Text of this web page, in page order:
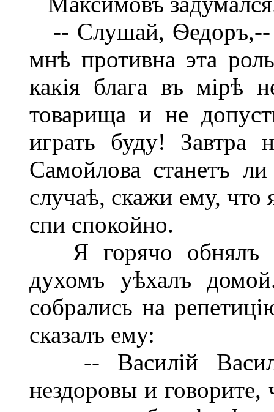
-- Слушай, Ѳедоръ,--
мнѣ противна эта
какія блага въ мірѣ
товарища и не
играть буду! Завтра
Самойлова станетъ
случаѣ, скажи ему,
спи спокойно.
Я горячо обнялъ
духомъ уѣхалъ
собрались на
сказалъ ему:
-- Василій
нездоровы и говорите,